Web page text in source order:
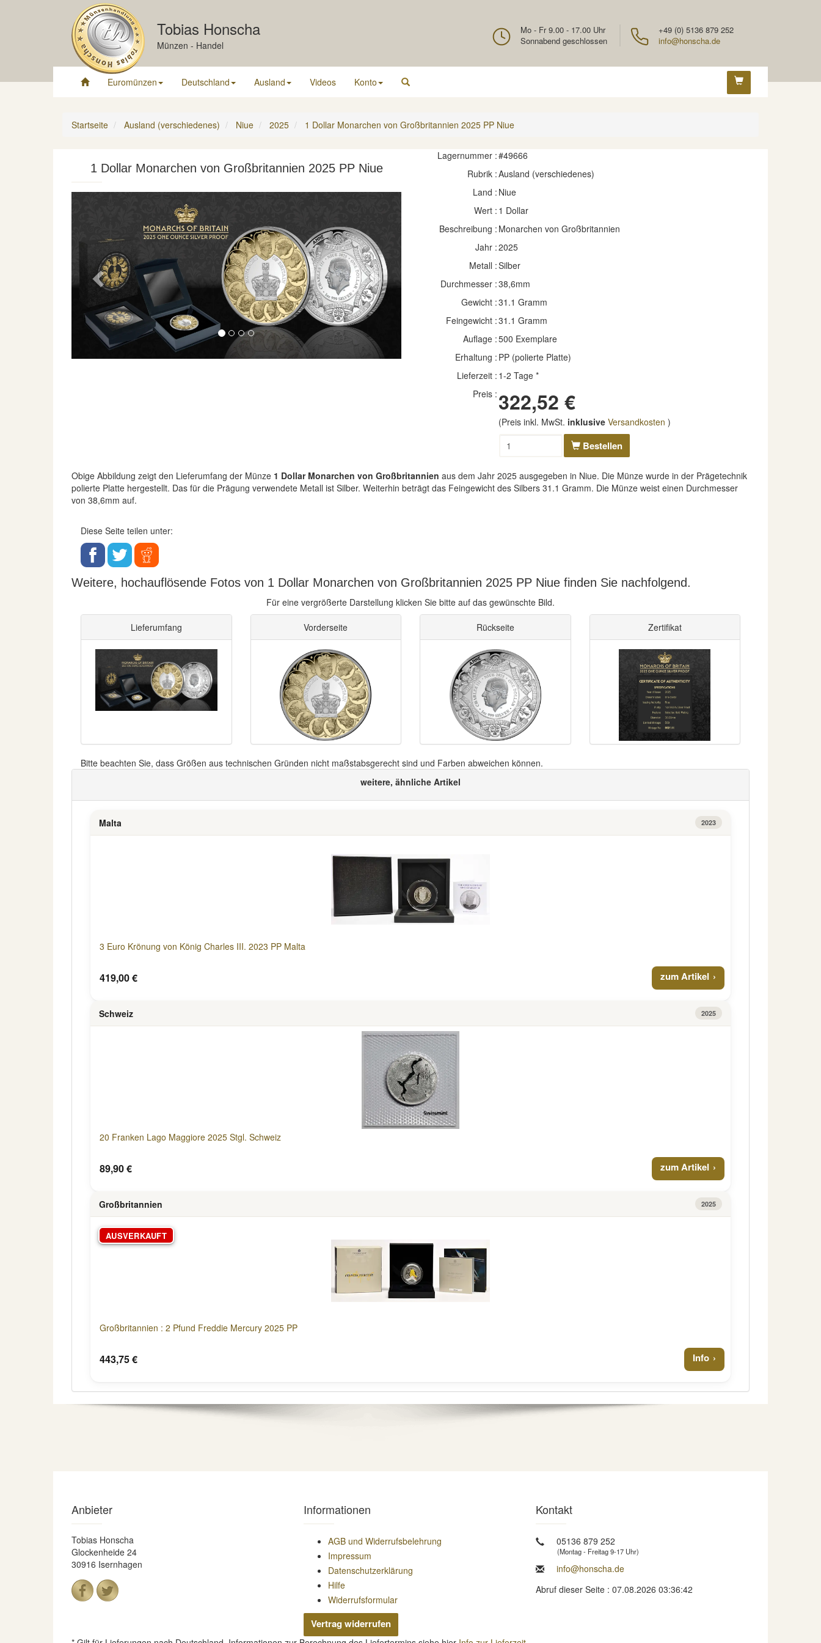
Tobias Honscha
Münzen - Handel
+49 (0) 5136 879 252
info@honscha.de
Mo - Fr 9.00 - 17.00 Uhr
Sonnabend geschlossen
Euromünzen Deutschland Ausland Videos Konto
Startseite Ausland (verschiedenes) Niue 2025 1 Dollar Monarchen von Großbritannien 2025 PP Niue
1 Dollar Monarchen von Großbritannien 2025 PP Niue
Previous Next
Lagernummer :#49666
Rubrik :Ausland (verschiedenes)
Land : Niue
Wert : 1 Dollar
Beschreibung : Monarchen von Großbritannien
Jahr :2025
Metall :Silber
Durchmesser :38,6mm
Gewicht :31.1 Gramm
Feingewicht :31.1 Gramm
Auflage :500 Exemplare
Erhaltung : PP (polierte Platte)
Lieferzeit : 1-2 Tage *
Preis : 322,52 €
(Preis inkl. MwSt. inklusive Versandkosten )
Bestellen
Obige Abbildung zeigt den Lieferumfang der Münze 1 Dollar Monarchen von Großbritannien aus dem Jahr 2025 ausgegeben in Niue. Die Münze wurde in der Prägetechnik
polierte Platte hergestellt. Das für die Prägung verwendete Metall ist Silber. Weiterhin beträgt das Feingewicht des Silbers 31.1 Gramm. Die Münze weist einen Durchmesser
von 38,6mm auf.
Diese Seite teilen unter:
Weitere, hochauflösende Fotos von 1 Dollar Monarchen von Großbritannien 2025 PP Niue finden Sie nachfolgend.
Für eine vergrößerte Darstellung klicken Sie bitte auf das gewünschte Bild.
Lieferumfang Vorderseite Rückseite Zertifikat
Bitte beachten Sie, dass Größen aus technischen Gründen nicht maßstabsgerecht sind und Farben abweichen können.
weitere, ähnliche Artikel
Malta 2023
3 Euro Krönung von König Charles III. 2023 PP Malta
419,00 € zum Artikel
Schweiz 2025
20 Franken Lago Maggiore 2025 Stgl. Schweiz
89,90 € zum Artikel
Großbritannien 2025
AUSVERKAUFT
Großbritannien : 2 Pfund Freddie Mercury 2025 PP
443,75 € Info
Anbieter
Tobias Honscha
Glockenheide 24
30916 Isernhagen
Informationen
AGB und Widerrufsbelehrung
Impressum
Datenschutzerklärung
Hilfe
Widerrufsformular
Vertrag widerrufen
Kontakt
05136 879 252
(Montag - Freitag 9-17 Uhr)
info@honscha.de
Abruf dieser Seite : 07.08.2026 03:36:42